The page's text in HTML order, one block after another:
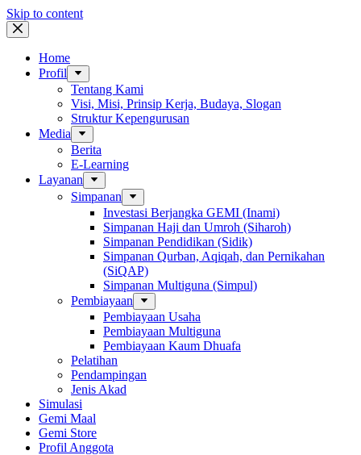
Skip to content
Home
Profil
Tentang Kami
Visi, Misi, Prinsip Kerja, Budaya, Slogan
Struktur Kepengurusan
Media
Berita
E-Learning
Layanan
Simpanan
Investasi Berjangka GEMI (Inami)
Simpanan Haji dan Umroh (Siharoh)
Simpanan Pendidikan (Sidik)
Simpanan Qurban, Aqiqah, dan Pernikahan
(SiQAP)
Simpanan Multiguna (Simpul)
Pembiayaan
Pembiayaan Usaha
Pembiayaan Multiguna
Pembiayaan Kaum Dhuafa
Pelatihan
Pendampingan
Jenis Akad
Simulasi
Gemi Maal
Gemi Store
Profil Anggota